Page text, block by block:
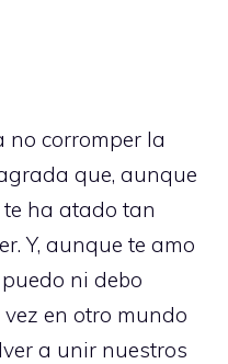
no corromper la
que, aunque
ha atado tan
Y, aunque te amo
ni debo
en otro mundo
a unir nuestros